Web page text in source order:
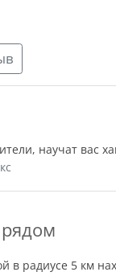
научат вас
в радиусе 5 км